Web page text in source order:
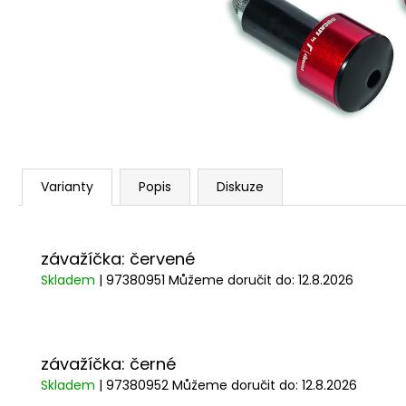
Varianty Popis Diskuze
závažíčka: červené
Skladem | 97380951 Můžeme doručit do: 12.8.2026
závažíčka: černé
Skladem | 97380952 Můžeme doručit do: 12.8.2026